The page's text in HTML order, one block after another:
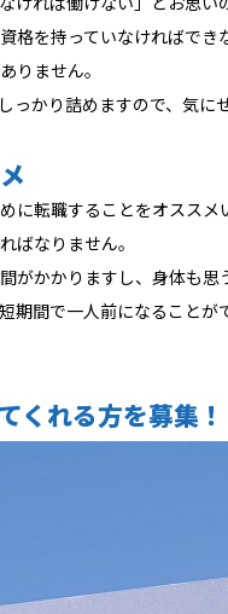
を持っていなければでき
りません。
っかり詰めますので、気に
に転職することをオススメ
ばなりません。
がかかりますし、身体も思
期間で一人前になること
くれる方を募集！